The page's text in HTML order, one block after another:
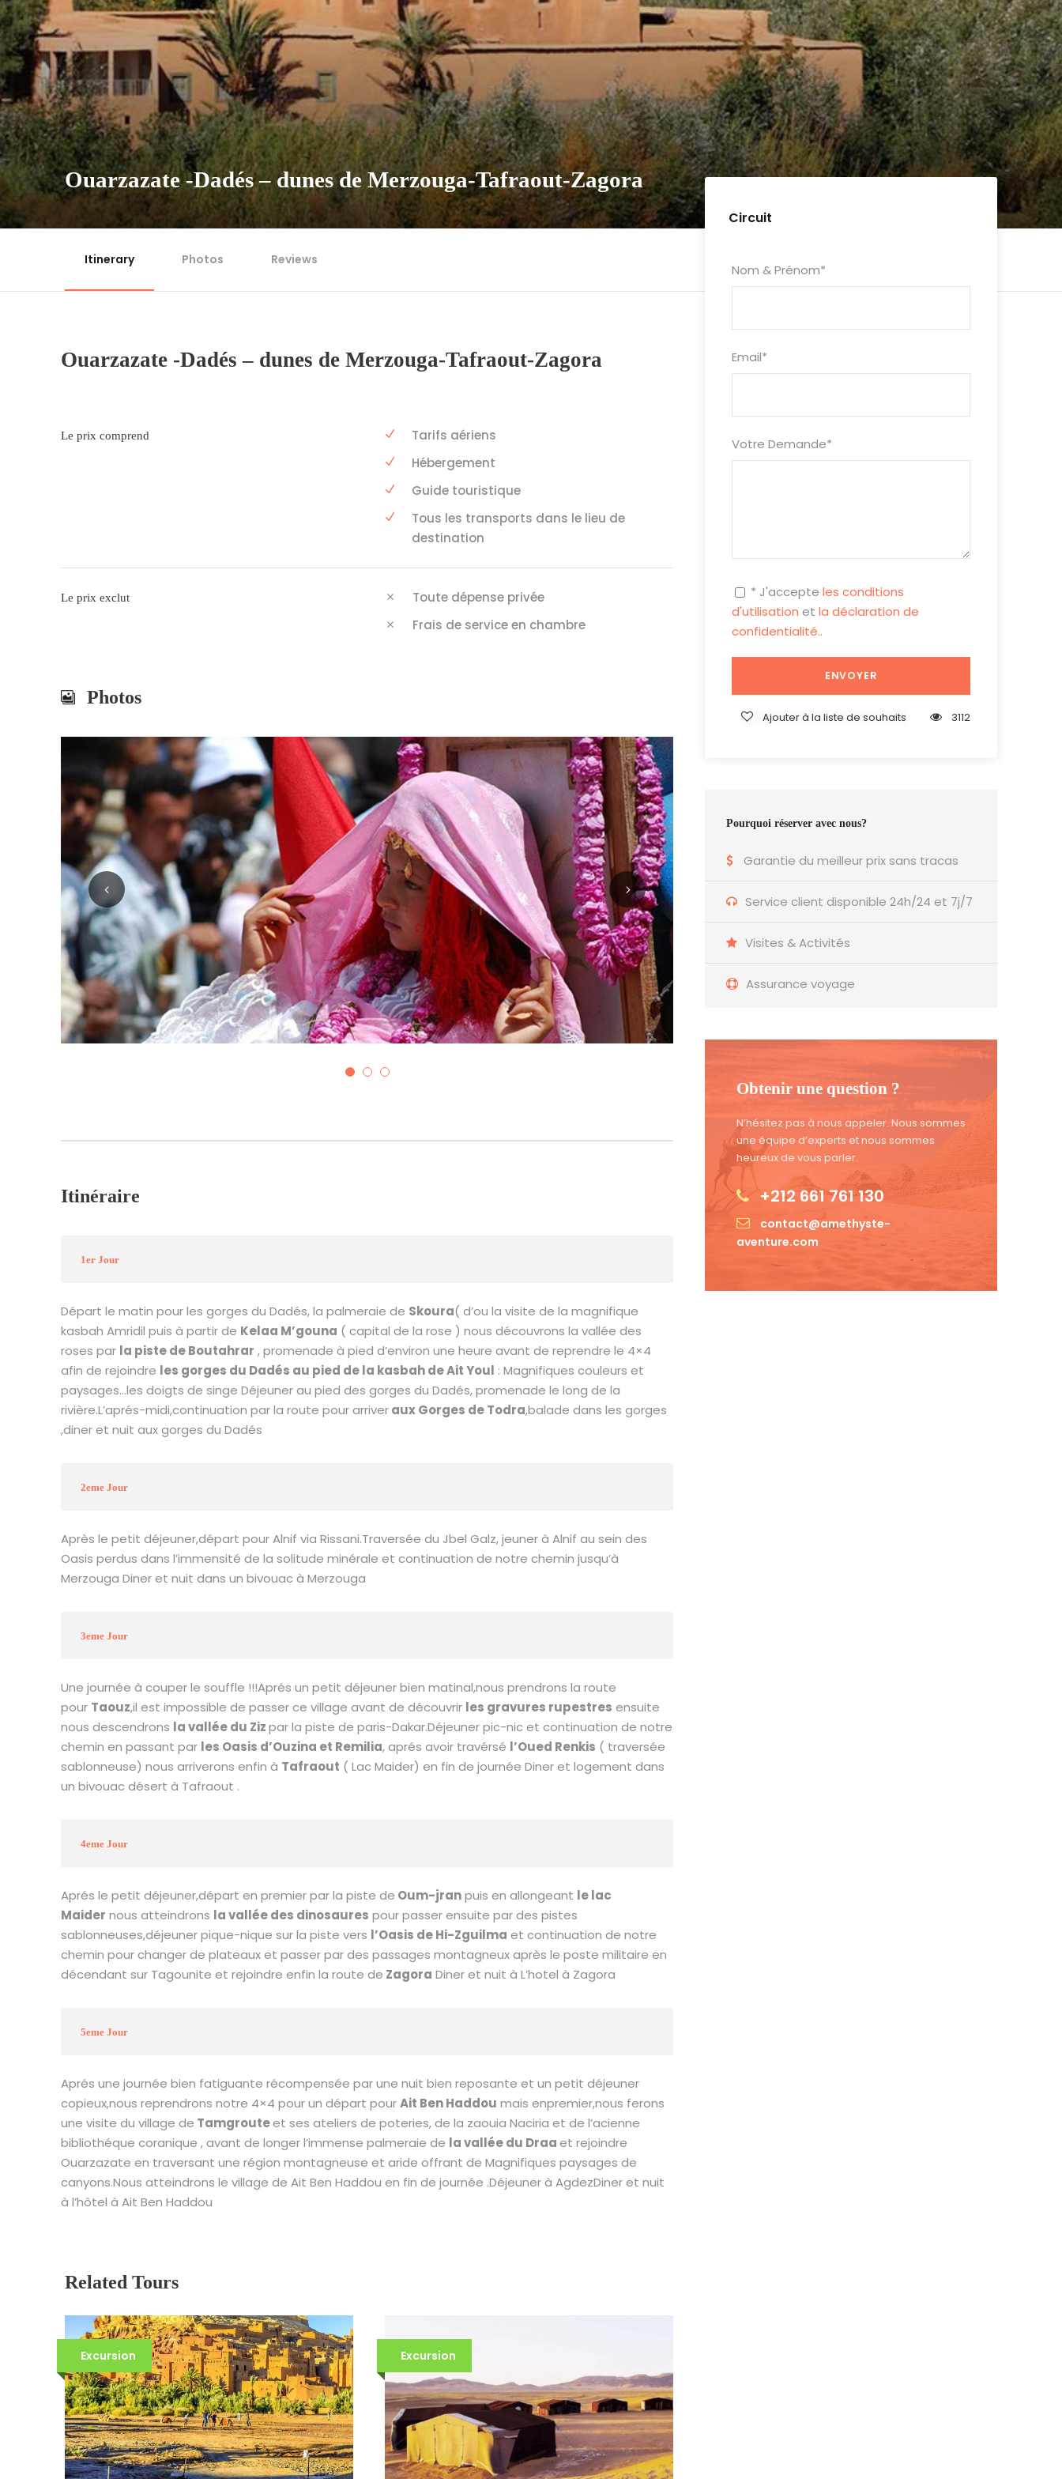
Ouarzazate -Dadés – dunes de Merzouga-Tafraout-Zagora
Circuit
Nom & Prénom*
Email*
Votre Demande*
* J'accepte les conditions
d'utilisation et la déclaration de
confidentialité..
Ajouter à la liste de souhaits 3112
Pourquoi réserver avec nous?
Garantie du meilleur prix sans tracas
Service client disponible 24h/24 et 7j/7
Visites & Activités
Assurance voyage
Obtenir une question ?
N’hésitez pas à nous appeler. Nous sommes
une équipe d’experts et nous sommes
heureux de vous parler.
+212 661 761 130
contact@amethyste-
aventure.com
Itinerary Photos Reviews
Ouarzazate -Dadés – dunes de Merzouga-Tafraout-Zagora
Le prix comprend
Tarifs aériens
Hébergement
Guide touristique
Tous les transports dans le lieu de
destination
Le prix exclut
Toute dépense privée
Frais de service en chambre
Photos
Itinéraire
1er Jour
Départ le matin pour les gorges du Dadés, la palmeraie de Skoura( d’ou la visite de la magnifique
kasbah Amridil puis à partir de Kelaa M’gouna ( capital de la rose ) nous découvrons la vallée des
roses par la piste de Boutahrar , promenade à pied d’environ une heure avant de reprendre le 4×4
afin de rejoindre les gorges du Dadés au pied de la kasbah de Ait Youl : Magnifiques couleurs et
paysages…les doigts de singe Déjeuner au pied des gorges du Dadés, promenade le long de la
rivière.L’aprés-midi,continuation par la route pour arriveraux Gorges de Todra,balade dans les gorges
,diner et nuit aux gorges du Dadés
2eme Jour
Après le petit déjeuner,départ pour Alnif via Rissani.Traversée du Jbel Galz, jeuner à Alnif au sein des
Oasis perdus dans l’immensité de la solitude minérale et continuation de notre chemin jusqu’à
Merzouga Diner et nuit dans un bivouac à Merzouga
3eme Jour
Une journée à couper le souffle !!!Aprés un petit déjeuner bien matinal,nous prendrons la route
pour Taouz,il est impossible de passer ce village avant de découvrir les gravures rupestres ensuite
nous descendrons la vallée du Zizpar la piste de paris-Dakar.Déjeuner pic-nic et continuation de notre
chemin en passant par les Oasis d’Ouzina et Remilia, aprés avoir travérsé l’Oued Renkis ( traversée
sablonneuse) nous arriverons enfin à Tafraout ( Lac Maider) en fin de journée Diner et logement dans
un bivouac désert à Tafraout .
4eme Jour
Aprés le petit déjeuner,départ en premier par la piste de Oum-jranpuis en allongeant le lac
Maider nous atteindrons la vallée des dinosaures pour passer ensuite par des pistes
sablonneuses,déjeuner pique-nique sur la piste vers l’Oasis de Hi-Zguilma et continuation de notre
chemin pour changer de plateaux et passer par des passages montagneux après le poste militaire en
décendant sur Tagounite et rejoindre enfin la route de Zagora Diner et nuit à L’hotel à Zagora
5eme Jour
Aprés une journée bien fatiguante récompensée par une nuit bien reposante et un petit déjeuner
copieux,nous reprendrons notre 4×4 pour un départ pourAit Ben Haddou mais enpremier,nous ferons
une visite du village de Tamgrouteet ses ateliers de poteries, de la zaouia Naciria et de l’acienne
bibliothéque coranique , avant de longer l’immense palmeraie de la vallée du Draaet rejoindre
Ouarzazate en traversant une région montagneuse et aride offrant de Magnifiques paysages de
canyons.Nous atteindrons le village de Ait Ben Haddou en fin de journée .Déjeuner à AgdezDiner et nuit
à l’hôtel à Ait Ben Haddou
Related Tours
Excursion Excursion